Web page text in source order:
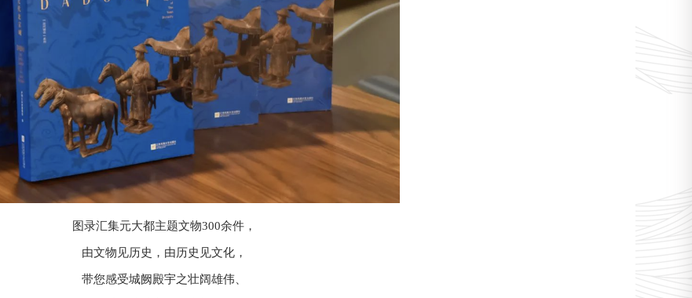
图录汇集元大都主题文物300余件，
由文物见历史，由历史见文化，
带您感受城阙殿宇之壮阔雄伟、